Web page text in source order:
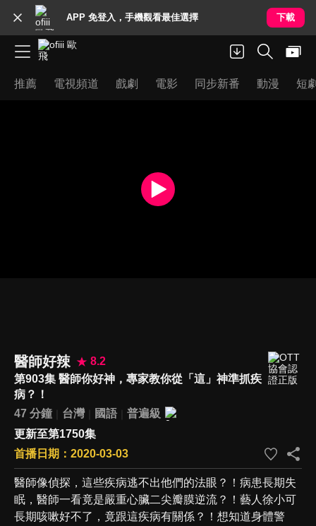
APP 免登入，手機觀看最佳選擇 下載
推薦 電視頻道 戲劇 電影 同步新番 動漫 短
醫師好辣
8.2
第903集 醫師你好神，專家教你從「這」神準抓疾
病？！
47 分鐘
台灣 國語
普遍級
更新至第1750集
首播日期：2020-03-03
醫師像偵探，這些疾病逃不出他們的法眼？！病患長期失
眠，醫師一看竟是嚴重心臟二尖瓣膜逆流？！藝人徐小可
長期咳嗽好不了，竟跟這疾病有關係？！想知道身體警